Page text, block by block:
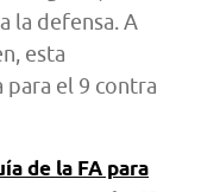
la defensa. A
esta
el 9 contra
de la FA para